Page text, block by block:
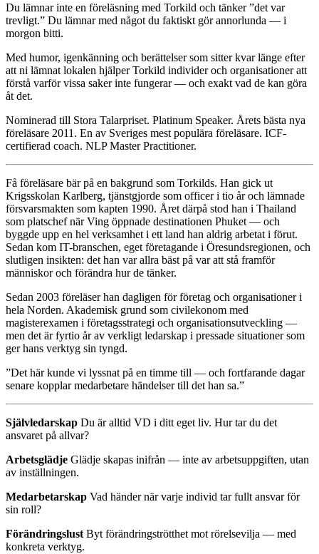
Du lämnar inte en föreläsning med Torkild och tänker ”det var
trevligt.” Du lämnar med något du faktiskt gör annorlunda — i
morgon bitti.
Med humor, igenkänning och berättelser som sitter kvar länge efter
att ni lämnat lokalen hjälper Torkild individer och organisationer att
förstå varför vissa saker inte fungerar — och exakt vad de kan göra
åt det.
Nominerad till Stora Talarpriset. Platinum Speaker. Årets bästa nya
föreläsare 2011. En av Sveriges mest populära föreläsare. ICF-
certifierad coach. NLP Master Practitioner.
Få föreläsare bär på en bakgrund som Torkilds. Han gick ut
Krigsskolan Karlberg, tjänstgjorde som officer i tio år och lämnade
försvarsmakten som kapten 1990. Året därpå stod han i Thailand
som platschef när Ving öppnade destinationen Phuket — och
byggde upp en hel verksamhet i ett land han aldrig arbetat i förut.
Sedan kom IT-branschen, eget företagande i Öresundsregionen, och
slutligen insikten: det han var allra bäst på var att stå framför
människor och förändra hur de tänker.
Sedan 2003 föreläser han dagligen för företag och organisationer i
hela Norden. Akademisk grund som civilekonom med
magisterexamen i företagsstrategi och organisationsutveckling —
men det är fyrtio år av verkligt ledarskap i pressade situationer som
ger hans verktyg sin tyngd.
”Det här kunde vi lyssnat på en timme till — och fortfarande dagar
senare kopplar medarbetare händelser till det han sa.”
Självledarskap Du är alltid VD i ditt eget liv. Hur tar du det
ansvaret på allvar?
Arbetsglädje Glädje skapas inifrån — inte av arbetsuppgiften, utan
av inställningen.
Medarbetarskap Vad händer när varje individ tar fullt ansvar för
sin roll?
Förändringslust Byt förändringströtthet mot rörelsevilja — med
konkreta verktyg.